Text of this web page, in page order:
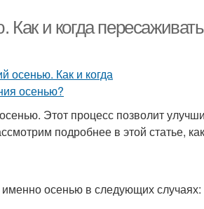
и когда
Этот процесс позволит
подробнее в этой статье,
осенью в следующих случаях: